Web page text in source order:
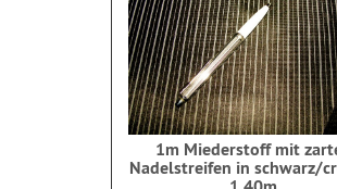
1m Miederstoff mit
Nadelstreifen in schwarz/